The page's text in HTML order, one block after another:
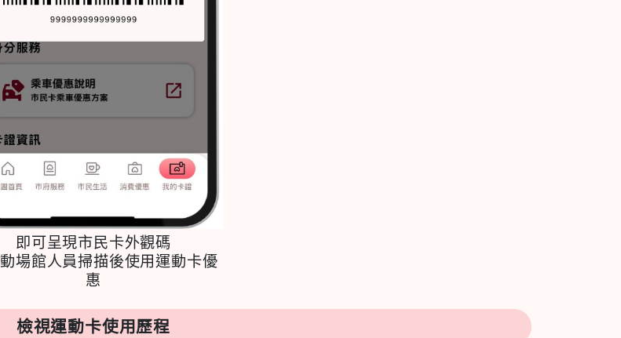
即可呈現市民卡外觀碼
場館人員掃描後使用運動卡優
惠
檢視運動卡使用歷程